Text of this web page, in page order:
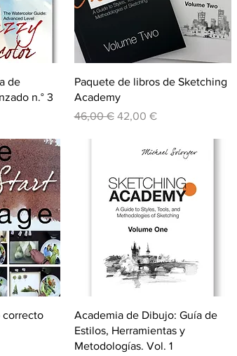
de
n.° 3
Vista rápida
Paquete de libros de Sketching
Academy
Precio
46,00 € Precio de oferta
42,00 €
correcto
Vista rápida
Academia de Dibujo: Guía de
Estilos, Herramientas y
Metodologías. Vol. 1